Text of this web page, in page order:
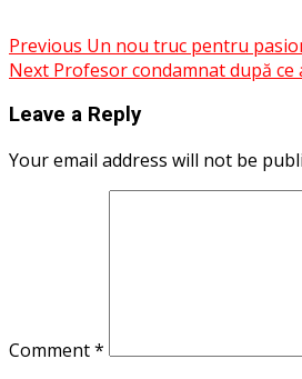
Share
Post
navigation
Previous Un nou truc pentru
Next Profesor condamnat după ce
Leave a Reply
Your email address will not be
Comment*